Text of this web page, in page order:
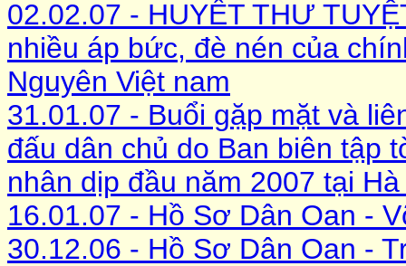
02.02.07 - HUYẾT THƯ
nhiều áp bức, đè nén của
Nguyên Việt nam
31.01.07 - Buổi gặp mặt và
đấu dân chủ do Ban biên tập
nhân dịp đầu năm 2007 tại
16.01.07 - Hồ Sơ Dân Oan -
30.12.06 - Hồ Sơ Dân Oan -